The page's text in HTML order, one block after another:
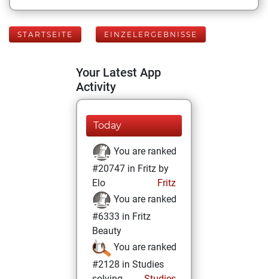
STARTSEITE EINZELERGEBNISSE
Your Latest App
Activity
Today
You are ranked
#20747 in Fritz by
Elo
Fritz
You are ranked
#6333 in Fritz
Beauty
You are ranked
#2128 in Studies